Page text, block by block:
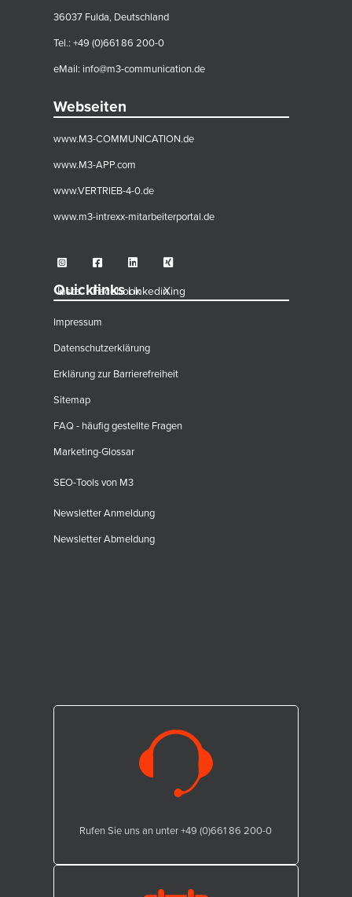
36037 Fulda, Deutschland
Tel.: +49 (0)661 86 200-0
eMail: info@m3-communication.de
Webseiten
www.M3-COMMUNICATION.de
www.M3-APP.com
www.VERTRIEB-4-0.de
www.m3-intrexx-mitarbeiterportal.de
Insta FacebookLinkedinXing
Quicklinks
Impressum
Datenschutzerklärung
Erklärung zur Barrierefreiheit
Sitemap
FAQ - häufig gestellte Fragen
Marketing-Glossar
SEO-Tools von M3
Newsletter Anmeldung
Newsletter Abmeldung
Rufen Sie uns an unter +49 (0)661 86 200-0